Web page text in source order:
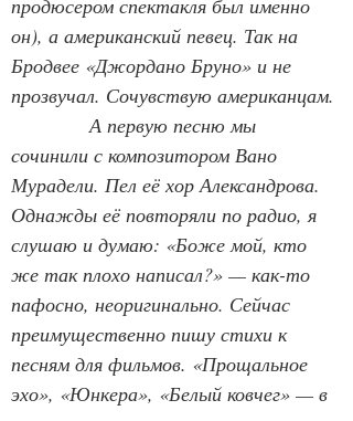
продюсером спектакля был именно
он), а американский певец. Так на
Бродвее «Джордано Бруно» и не
прозвучал. Сочувствую американцам.
А первую песню мы
сочинили с композитором Вано
Мурадели. Пел её хор Александрова.
Однажды её повторяли по радио, я
слушаю и думаю: «Боже мой, кто
же так плохо написал?» — как-то
пафосно, неоригинально. Сейчас
преимущественно пишу стихи к
песням для фильмов. «Прощальное
эхо», «Юнкера», «Белый ковчег» — в